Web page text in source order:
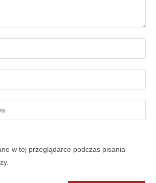
w tej przeglądarce podczas pisania